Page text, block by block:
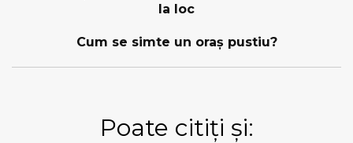
la loc
Cum se simte un oraş pustiu?
Poate citiți și: